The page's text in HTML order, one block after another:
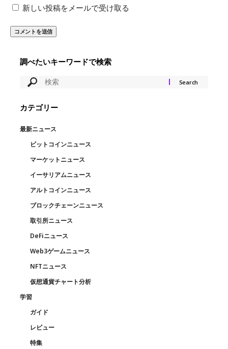
新しい投稿をメールで受け取る
調べたいキーワードで検索
カテゴリー
最新ニュース
ビットコインニュース
マーケットニュース
イーサリアムニュース
アルトコインニュース
ブロックチェーンニュース
取引所ニュース
DeFiニュース
Web3ゲームニュース
NFTニュース
仮想通貨チャート分析
学習
ガイド
レビュー
特集